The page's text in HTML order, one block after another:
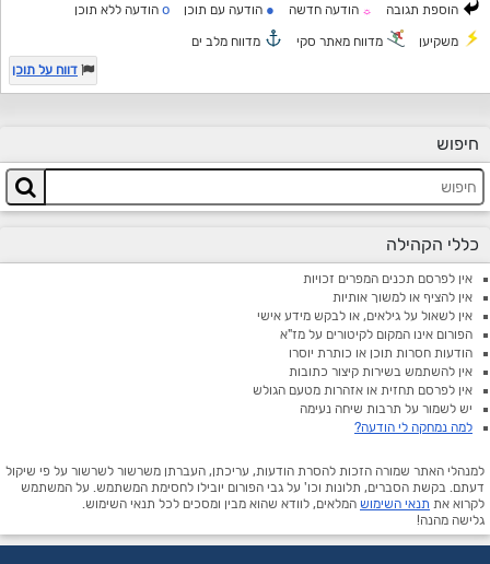
הוספת תגובה ☼ הודעה חדשה ● הודעה עם תוכן o הודעה ללא תוכן
משקיען מדווח מאתר סקי
מדווח מלב ים
דווח על תוכן
חיפוש
כללי הקהילה
אין לפרסם תכנים המפרים זכויות
אין להציף או למשוך אותיות
אין לשאול על גילאים, או לבקש מידע אישי
הפורום אינו המקום לקיטורים על מז"א
הודעות חסרות תוכן או כותרת יוסרו
אין להשתמש בשירות קיצור כתובות
אין לפרסם תחזית או אזהרות מטעם הגולש
יש לשמור על תרבות שיחה נעימה
למה נמחקה לי הודעה?
למנהלי האתר שמורה הזכות להסרת הודעות, עריכתן, העברתן משרשור לשרשור על פי שיקול
דעתם. בקשת הסברים, תלונות וכו' על גבי הפורום יובילו לחסימת המשתמש. על המשתמש
לקרוא את תנאי השימוש המלאים, לוודא שהוא מבין ומסכים לכל תנאי השימוש.
גלישה מהנה!